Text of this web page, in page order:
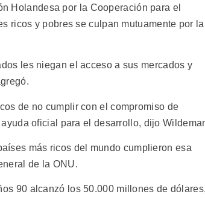
Holandesa por la Cooperación para el
ricos y pobres se culpan mutuamente por la
les niegan el acceso a sus mercados y
de no cumplir con el compromiso de
oficial para el desarrollo, dijo
más ricos del mundo cumplieron esa
de la ONU.
90 alcanzó los 50.000 millones de